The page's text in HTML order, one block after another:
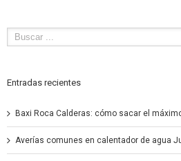
Entradas recientes
Baxi Roca Calderas: cómo sacar el
Averías comunes en calentador de agua